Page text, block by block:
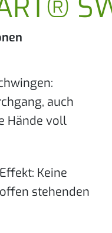
auch
Hände voll
Keine
stehenden